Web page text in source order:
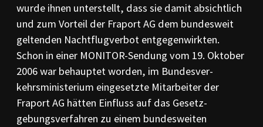
AKTUELLES
Pressemitteilungen
Ratssprüche
Jahresberichte
Archiv
wurde ihnen unter­stellt, dass sie damit absicht­lich
und zum Vorteil der Fraport AG dem bundesweit
gel­tenden Nachtflugverbot entgegenwirk­ten.
Schon in einer MONITOR-Sendung vom 19. Oktober
2006 war behauptet worden, im Bun­des­ver­
kehrsministerium eingesetzte Mit­arbei­ter der
Fraport AG hätten Einfluss auf das Gesetz­
gebungsverfahren zu einem bundesweiten